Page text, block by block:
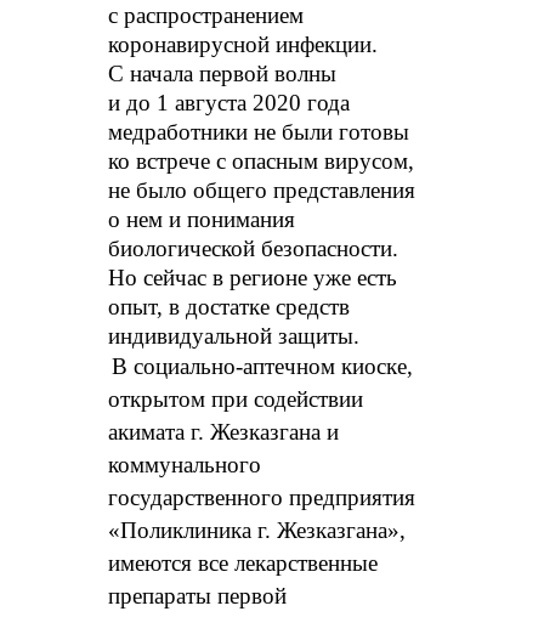
с распространением
коронавирусной инфекции.
С начала первой волны
и до 1 августа 2020 года
медработники не были готовы
ко встрече с опасным вирусом,
не было общего представления
о нем и понимания
биологической безопасности.
Но сейчас в регионе уже есть
опыт, в достатке средств
индивидуальной защиты.
В социально-аптечном киоске,
открытом при содействии
акимата г. Жезказгана и
коммунального
государственного предприятия
«Поликлиника г. Жезказгана»,
имеются все лекарственные
препараты первой